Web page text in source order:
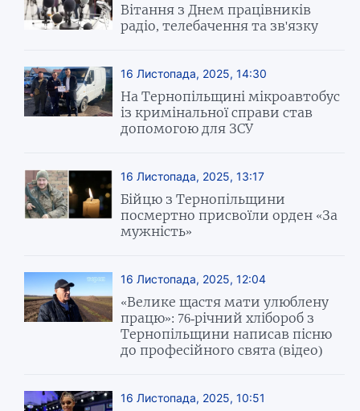
Вітання з Днем працівників
радіо, телебачення та зв'язку
16 Листопада, 2025, 14:30
На Тернопільщині мікроавтобус
із кримінальної справи став
допомогою для ЗСУ
16 Листопада, 2025, 13:17
Бійцю з Тернопільщини
посмертно присвоїли орден «За
мужність»
16 Листопада, 2025, 12:04
«Велике щастя мати улюблену
працю»: 76-річний хлібороб з
Тернопільщини написав пісню
до професійного свята (відео)
16 Листопада, 2025, 10:51